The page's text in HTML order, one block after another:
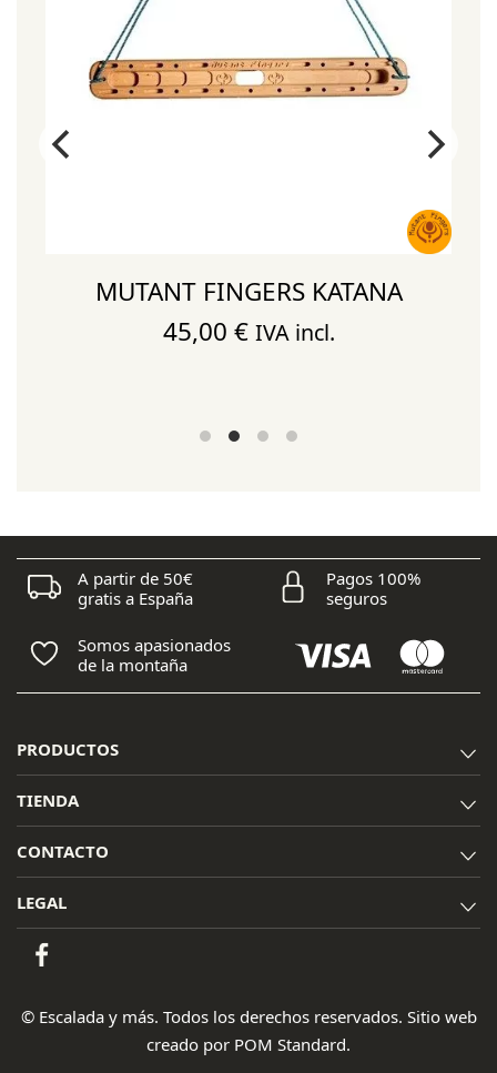
MUTANT FINGERS KATANA
45,00 € IVA incl.
A partir de 50€
gratis a España
Pagos 100%
seguros
Somos apasionados
de la montaña
PRODUCTOS
TIENDA
CONTACTO
LEGAL
© Escalada y más. Todos los derechos reservados. Sitio web
creado por POM Standard.